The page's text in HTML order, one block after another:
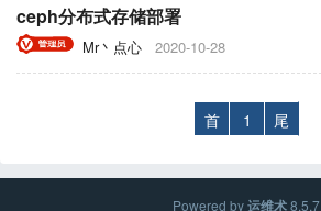
ceph分布式存储部署
Mr丶点心 2020-10-28
首 1 尾
Powered by运维术8.5.7